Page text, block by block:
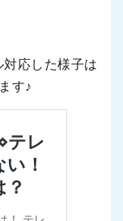
応した様子は
す♪